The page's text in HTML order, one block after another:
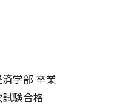
学部 卒業
験合格